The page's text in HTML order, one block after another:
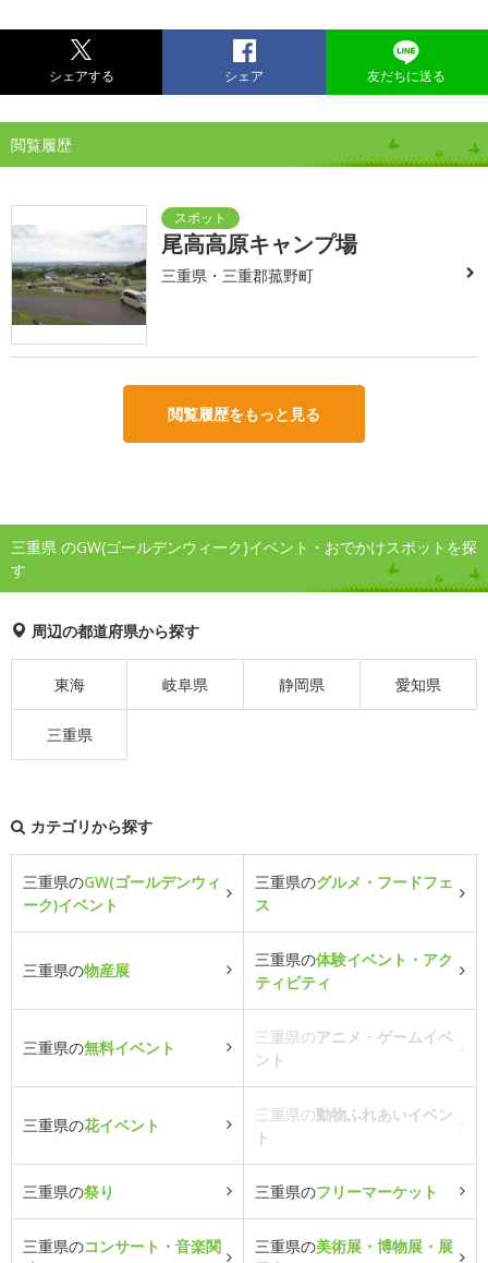
シェアする シェア 友だちに送る
閲覧履歴
尾高高原キャンプ場
三重県・三重郡菰野町
閲覧履歴をもっと見る
三重県 のGW(ゴールデンウィーク)イベント・おでかけスポットを探
す
周辺の都道府県から探す
東海 岐阜県 静岡県 愛知県
三重県
カテゴリから探す
三重県のGW(ゴールデンウィ
ーク)イベント
三重県のグルメ・フードフェ
ス
三重県の物産展
三重県の体験イベント・アク
ティビティ
三重県の無料イベント
三重県のアニメ・ゲームイベ
ント
三重県の花イベント
三重県の動物ふれあいイベン
ト
三重県の祭り 三重県のフリーマーケット
三重県のコンサート・音楽関
三重県の美術展・博物展・展